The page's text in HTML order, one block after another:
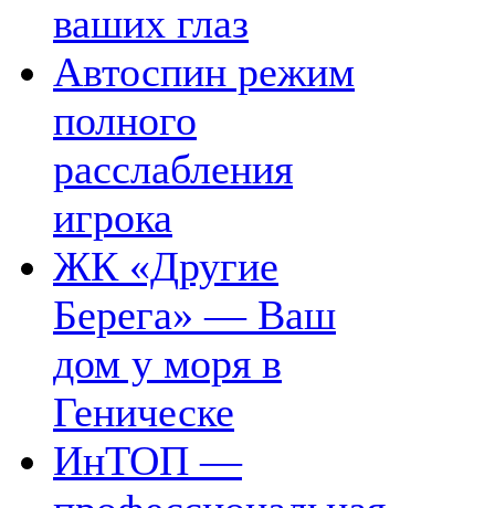
ваших глаз
Автоспин режим
полного
расслабления
игрока
ЖК «Другие
Берега» — Ваш
дом у моря в
Геническе
ИнТОП —